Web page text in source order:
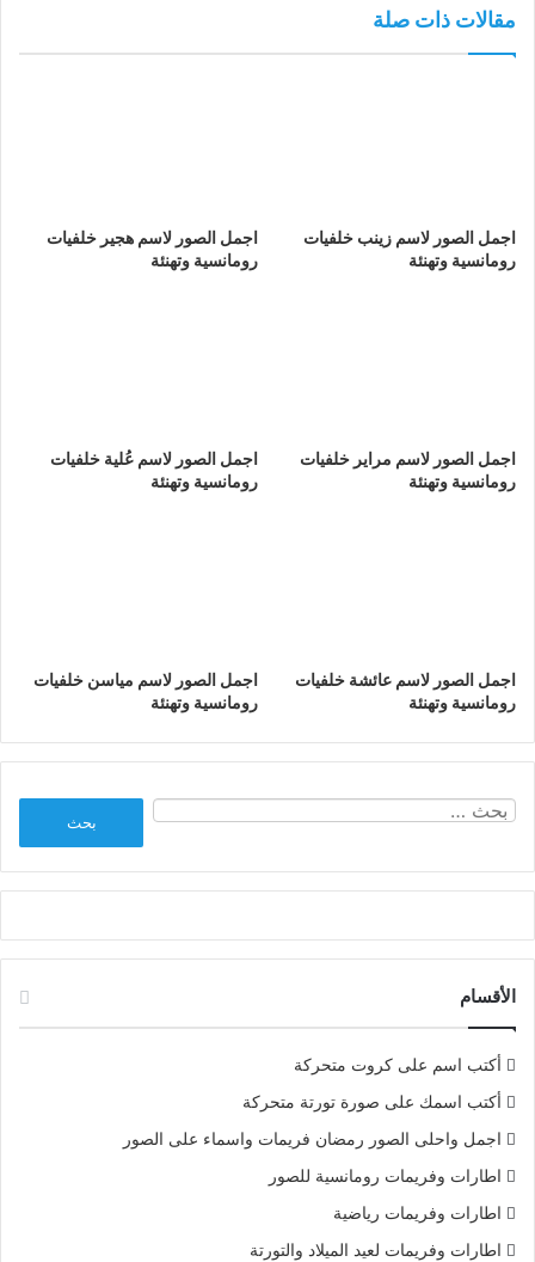
مقالات ذات صلة
اجمل الصور لاسم زينب خلفيات
رومانسية وتهنئة
اجمل الصور لاسم هجير خلفيات
رومانسية وتهنئة
اجمل الصور لاسم مراير خلفيات
رومانسية وتهنئة
اجمل الصور لاسم عُلية خلفيات
رومانسية وتهنئة
اجمل الصور لاسم عائشة خلفيات
رومانسية وتهنئة
اجمل الصور لاسم مياسن خلفيات
رومانسية وتهنئة
الأقسام
أكتب اسم على كروت متحركة
أكتب اسمك على صورة تورتة متحركة
اجمل واحلى الصور رمضان فريمات واسماء على الصور
اطارات وفريمات رومانسية للصور
اطارات وفريمات رياضية
اطارات وفريمات لعيد الميلاد والتورتة